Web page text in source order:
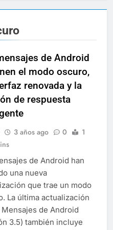
de Android
el modo oscuro,
renovada y la
de respuesta
3 años ago 0
1
de Android han
una nueva
que trae un modo
La última actualización
de Android
3.5) también incluye